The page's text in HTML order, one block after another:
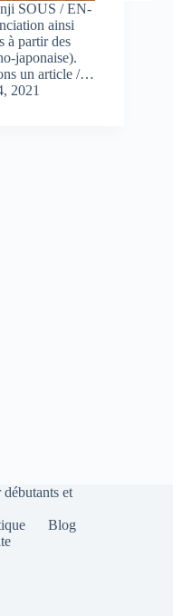
SOUS / EN-
ainsi
à partir des
japonaise).
un article /…
2021
et
Blog